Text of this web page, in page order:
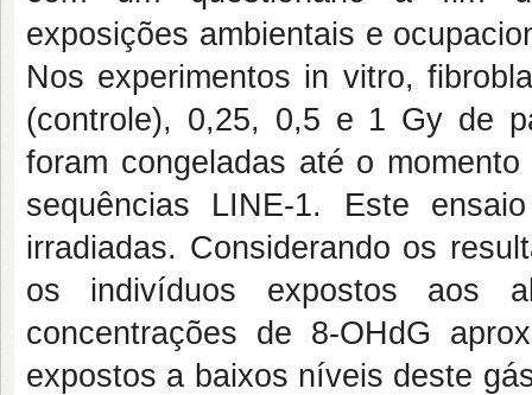
exposições ambientais e
Nos experimentos in vitro,
(controle), 0,25, 0,5 e 1 Gy de
foram congeladas até o
sequências LINE-1. Este
irradiadas. Considerando os
os indivíduos expostos aos
concentrações de 8-OHdG
expostos a baixos níveis deste